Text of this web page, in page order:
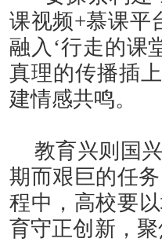
课视频+慕课平
融入‘行走的课
真理的传播插
建情感共鸣。
教育兴则国
期而艰巨的任
程中，高校要
育守正创新，